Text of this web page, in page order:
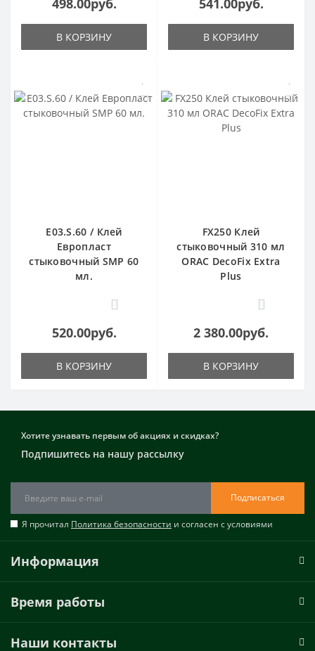
498.00руб.
В КОРЗИНУ
541.00руб.
В КОРЗИНУ
E03.S.60 / Клей
Европласт
стыковочный SMP 60
мл.
0
520.00руб.
В КОРЗИНУ
FX250 Клей
стыковочный 310 мл
ORAC DecoFix Extra
Plus
0
2 380.00руб.
В КОРЗИНУ
Хотите узнавать первым об акциях и скидках?
Подпишитесь на нашу рассылку
Подписаться
Я прочитал Политика безопасности и согласен с условиями
Информация
Время работы
Наши контакты